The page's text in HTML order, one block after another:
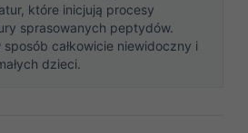
które inicjują procesy
sprasowanych peptydów.
całkowicie niewidoczny i
dzieci.